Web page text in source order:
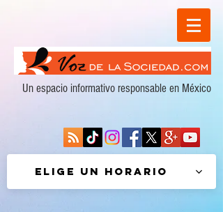
Un espacio informativo responsable en México
Elige un horario